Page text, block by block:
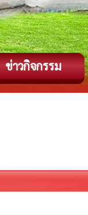
ข่าวกิจกรรม